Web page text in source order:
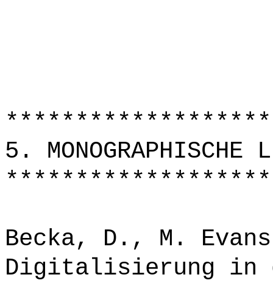
5. MONOGRAPHISCHE
Becka, D., M.
Digitalisierung in